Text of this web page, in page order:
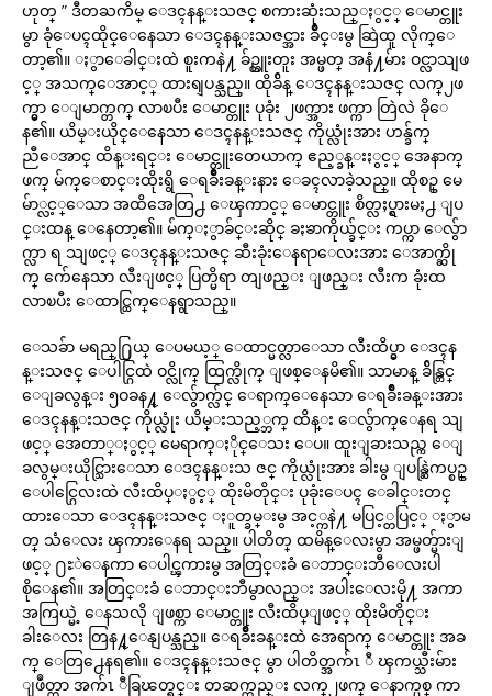
ဟုတ္ ” ဒီတႀကိမ္ ေဒၚနန္းသဇင္ စကားဆုံးသည္ႏွင့္ ေမာင္တူး
မွာ ခုံေပၚထိုင္ေနေသာ ေဒၚနန္းသဇင္အား ခ်ိဳင္းမွ ဆြဲထူ လိုက္ေ
တာ့၏။ ႏွာေခါင္းထဲ စူးကနဲ႔ ခ်ဥ္တူးတူး အမ္ဖတ္ အနံ႔မ်ား ဝင္လာသျဖ
င့္ အသက္ေအာင့္ ထားရျပန္သည္။ ထိုခ်ိန္ ေဒၚနန္းသဇင္ လက္၂ဖ
က္မွာ ေျမာက္တက္ လာၿပီး ေမာင္တူး ပုခုံး ၂ဖက္အား ဖက္ကာ တြဲလဲ ခိုေ
န၏။ ယိမ္းယိုင္ေနေသာ ေဒၚနန္းသဇင္ ကိုယ္လုံးအား ဟန္ခ်က္
ညီေအာင္ ထိန္းရင္း ေမာင္တူးတေယာက္ ဧည့္ခန္းႏွင့္ အေနာက္
ဖက္ မ်က္ေစာင္းထိုးရွိ ေရခ်ိဳးခန္းနား ေခၚလာခဲ့သည္။ ထိုစဥ္ မေ
မ်ာ္လင့္ေသာ အထိအေတြ႕ ေၾကာင့္ ေမာင္တူး စိတ္လႈပ္ရွားမႈ႕ ျပ
င္းထန္ ေနေတာ့၏။ မ်က္ႏွာခ်င္းဆိုင္ ခႏၶာကိုယ္ခ်င္း ကပ္ကာ ေလွ်ာ
က္လာ ရ သျဖင့္ ေဒၚနန္းသဇင္ ဆီးခုံးေနရာေလးအား ေအာက္ဆို
က္ က်ေနေသာ လီးျဖင့္ ပြတ္မိရာ တျဖည္း ျဖည္း လီးက ခုံးထ
လာၿပီး ေထာင္ထြက္ေနရွာသည္။
ေသခ်ာ မရည္႐ြယ္ ေပမယ့္ ေထာင္မတ္လာေသာ လီးထိပ္မွာ ေဒၚန
န္းသဇင္ ေပါင္ဂြထဲ ဝင္လိုက္ ထြက္လိုက္ ျဖစ္ေနမိ၏။ သာမာန္ ခ်ိန္တြင္
ေျခလွန္း ၅ဝခန႔္ ေလွ်ာက္လ်င္ ေရာက္ေနေသာ ေရခ်ိဳးခန္းအား
ေဒၚနန္းသဇင္ ကိုယ္လုံး ယိမ္းသည့္ဘက္ ထိန္း ေလွ်ာက္ေနရ သျ
ဖင့္ အေတာ္ႏွင့္ မေရာက္ႏိုင္ေသး ေပ။ ထူးျခားသည္က ေျ
ခလွမ္းယိုင္သြားေသာ ေဒၚနန္းသ ဇင္ ကိုယ္လုံးအား ခါးမွ ျပန္ဆြဲကပ္စဥ္
ေပါင္ဂြေလးထဲ လီးထိပ္ႏွင့္ ထိုးမိတိုင္း ပုခုံးေပၚ ေခါင္းတင္
ထားေသာ ေဒၚနန္းသဇင္ ႏူတ္ခမ္းမွ အင့္ကနဲ႔ မပြင့္တပြင့္ ႏွာမႈ
တ္ သံေလး ၾကားေနရ သည္။ ပါတိတ္ ထမိန္ေလးမွာ အမ္ဖတ္မ်ားျ
ဖင့္ ႐ႊဲေနကာ ေပါင္ၾကားမွ အတြင္းခံ ေဘာင္းဘီေလးပါ
စိုေန၏။ အတြင္းခံ ေဘာင္းဘီမွာလည္း အပါးေလးမို႔ အကာ
အကြယ္မဲ့ ေနသလို ျဖစ္ကာ ေမာင္တူး လီးထိပ္ျဖင့္ ထိုးမိတိုင္း
ခါးေလး တြန႔္ေနျပန္သည္။ ေရခ်ိဳးခန္းထဲ အေရာက္ ေမာင္တူး အခ
က္ ေတြ႕ေနရ၏။ ေဒၚနန္းသဇင္ မွာ ပါတိတ္အက်ၤ ီ ၾကယ္သီးမ်ား
ျဖဳတ္ကာ အက်ၤ ီခြၽတ္ရင္း တဆက္တည္း လက္၂ဖက္ ေနာက္ပစ္ ကာ